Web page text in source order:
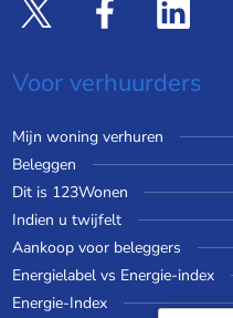
Voor verhuurders
Mijn woning verhuren
Beleggen
Dit is 123Wonen
Indien u twijfelt
Aankoop voor beleggers
Energielabel vs Energie-index
Energie-Index